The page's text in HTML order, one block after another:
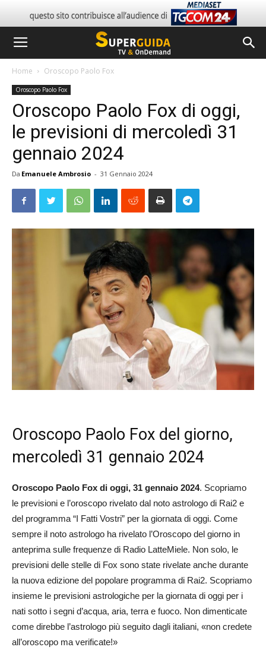
Home Oroscopo Paolo Fox
Oroscopo Paolo Fox
Oroscopo Paolo Fox di oggi,
le previsioni di mercoledì 31
gennaio 2024
Da Emanuele Ambrosio - 31 Gennaio 2024
Oroscopo Paolo Fox del giorno,
mercoledì 31 gennaio 2024
Oroscopo Paolo Fox di oggi, 31 gennaio 2024. Scopriamo
le previsioni e l’oroscopo rivelato dal noto astrologo di Rai2 e
del programma “I Fatti Vostri” per la giornata di oggi. Come
sempre il noto astrologo ha rivelato l’Oroscopo del giorno in
anteprima sulle frequenze di Radio LatteMiele. Non solo, le
previsioni delle stelle di Fox sono state rivelate anche durante
la nuova edizione del popolare programma di Rai2. Scopriamo
insieme le previsioni astrologiche per la giornata di oggi per i
nati sotto i segni d’acqua, aria, terra e fuoco. Non dimenticate
come direbbe l’astrologo più seguito dagli italiani, «non credete
all’oroscopo ma verificate!»